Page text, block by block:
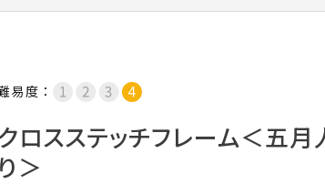
易度：
ロスステッチフレーム＜五
り＞